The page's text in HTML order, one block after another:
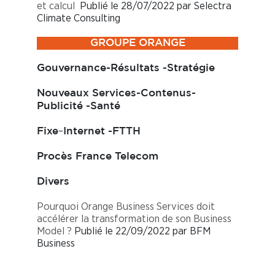
et calcul
Publié le 28/07/2022 par Selectra
Climate Consulting
GROUPE ORANGE
Gouvernance-Résultats -Stratégie
Nouveaux Services-Contenus-
Publicité -Santé
Fixe– Internet -FTTH
Procès France Telecom
Divers
Pourquoi Orange Business Services doit
accélérer la transformation de son Business
Model ? Publié le 22/09/2022 par BFM
Business